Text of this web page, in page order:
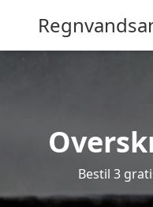
Bestil 3